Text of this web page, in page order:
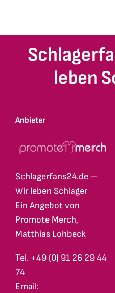
leben
Anbieter
Schlagerfans24.de –
Wir leben Schlager
Ein Angebot von
Promote Merch,
Matthias Lohbeck
Tel. +49 (0) 91 26 29 44
74
Email: